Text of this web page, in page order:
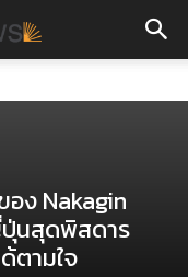
อง Nakagin
นสุดพิสดาร
ตามใจ